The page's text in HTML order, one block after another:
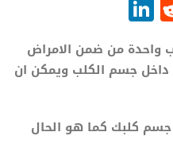
واحدة من ضمن الامراض
داخل جسم الكلب ويمكن ان
كلبك كما هو الحال